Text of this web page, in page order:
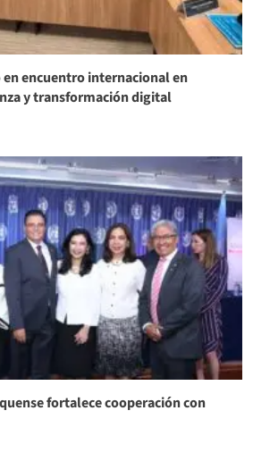
encuentro internacional en
y transformación digital
fortalece cooperación con